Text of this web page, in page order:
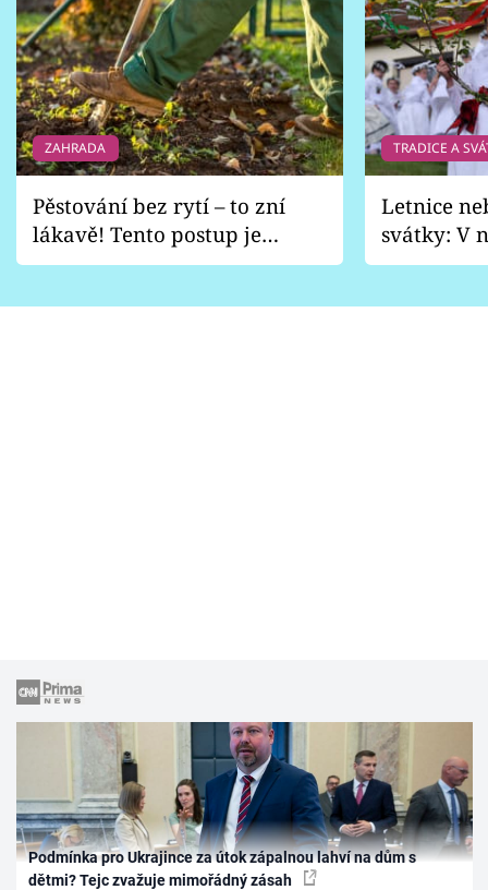
ZAHRADA
Pěstování bez rytí – to zní
lákavě! Tento postup je
vhodný jen pro některé
TRADICE A
Letnice
svátky: V
pondělí
Podmínka pro Ukrajince za útok zápalnou lahví na dům s
dětmi? Tejc zvažuje mimořádný zásah